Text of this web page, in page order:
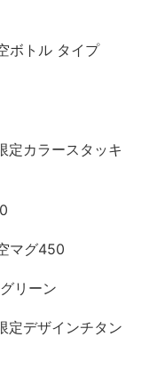
ボトル タイプ
定カラースタッキ
マグ450
リーン
定デザインチタン